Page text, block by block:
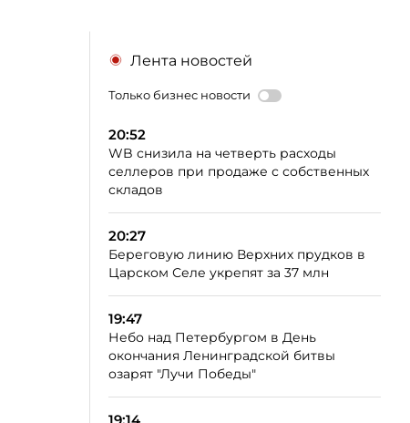
Лента новостей
Только бизнес новости
20:52
WB снизила на четверть расходы
селлеров при продаже с собственных
складов
20:27
Береговую линию Верхних прудков в
Царском Селе укрепят за 37 млн
19:47
Небо над Петербургом в День
окончания Ленинградской битвы
озарят "Лучи Победы"